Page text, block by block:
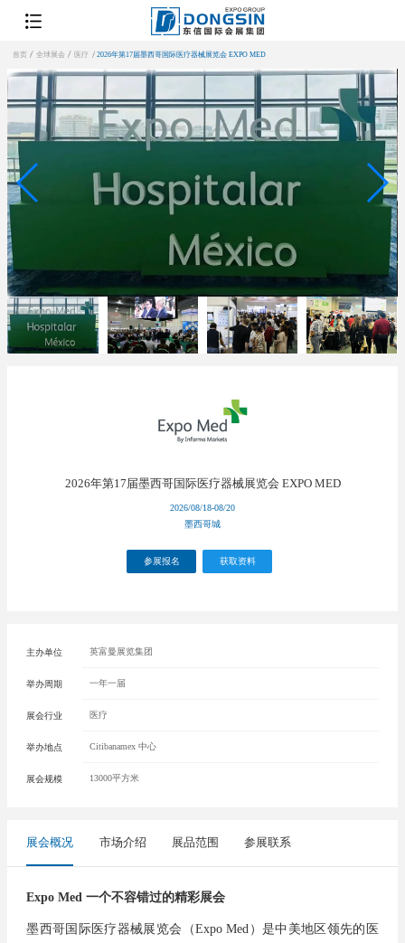
首页 全球展会 医疗 2026年第17届墨西哥国际医疗器械展览会 EXPO MED
2026年第17届墨西哥国际医疗器械展览会 EXPO MED
2026/08/18-08/20
墨西哥城
参展报名 获取资料
主办单位 英富曼展览集团
举办周期 一年一届
展会行业 医疗
举办地点 Citibanamex 中心
展会规模 13000平方米
展会概况 市场介绍 展品范围 参展联系
Expo Med 一个不容错过的精彩展会
墨西哥国际医疗器械展览会（Expo Med）是中美地区领先的医